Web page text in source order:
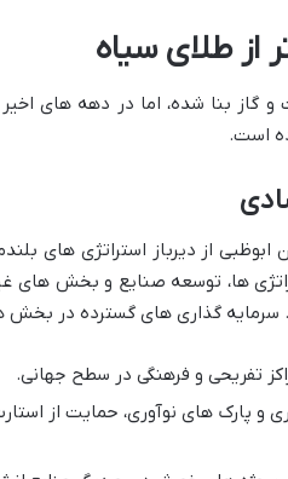
از طلای سیاه
و گاز بنا شده، اما در دهه های
است.
ابوظبی از دیرباز استراتژی های
ها، توسعه صنایع و بخش های
سرمایه گذاری های گسترده در بخش
تفریحی و فرهنگی در سطح جهانی.
و پارک های نوآوری، حمایت از